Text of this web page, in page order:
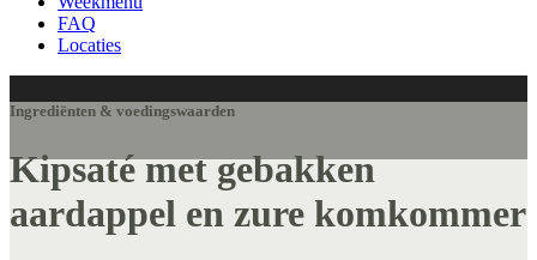
FAQ
Locaties
Ingrediënten & voedingswaarden
Kipsaté met gebakken
aardappel en zure komkommer